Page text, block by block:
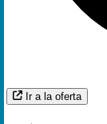
Ir a la oferta